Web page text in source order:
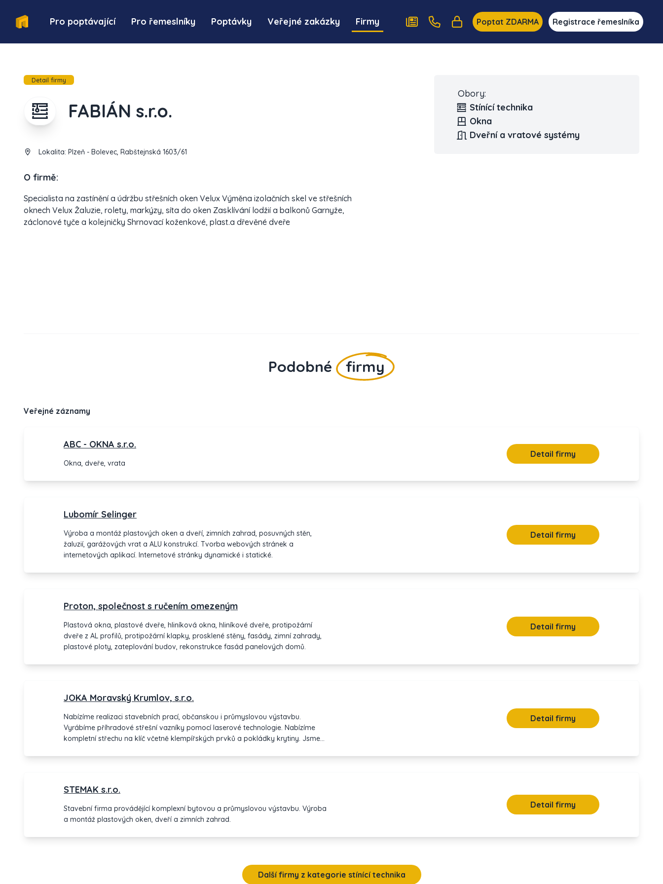
Pro poptávající Pro řemeslníky Poptávky Veřejné zakázky Firmy Poptat ZDARMA Registrace řemeslníka
Detail firmy
FABIÁN s.r.o.
Lokalita: Plzeň - Bolevec, Rabštejnská 1603/61
O firmě:
Specialista na zastínění a údržbu střešních oken Velux Výměna izolačních skel ve střešních
oknech Velux Žaluzie, rolety, markýzy, síta do oken Zasklívání lodžií a balkonů Garnyže,
záclonové tyče a kolejničky Shrnovací koženkové, plast.a dřevěné dveře
Obory:
Stínící technika
Okna
Dveřní a vratové systémy
Podobné firmy
Veřejné záznamy
ABC - OKNA s.r.o.
Okna, dveře, vrata
Detail firmy
Lubomír Selinger
Výroba a montáž plastových oken a dveří, zimních zahrad, posuvných stěn,
žaluzií, garážových vrat a ALU konstrukcí. Tvorba webových stránek a
internetových aplikací. Internetové stránky dynamické i statické.
Detail firmy
Proton, společnost s ručením omezeným
Plastová okna, plastové dveře, hliníková okna, hliníkové dveře, protipožární
dveře z AL profilů, protipožární klapky, prosklené stěny, fasády, zimní zahrady,
plastové ploty, zateplování budov, rekonstrukce fasád panelových domů.
Detail firmy
JOKA Moravský Krumlov, s.r.o.
Nabízíme realizaci stavebních prací, občanskou i průmyslovou výstavbu.
Vyrábíme příhradové střešní vazníky pomocí laserové technologie. Nabízíme
kompletní střechu na klíč včetně klempířských prvků a pokládky krytiny. Jsme
Detail firmy
STEMAK s.r.o.
Stavební firma provádějící komplexní bytovou a průmyslovou výstavbu. Výroba
a montáž plastových oken, dveří a zimních zahrad.
Detail firmy
Další firmy z kategorie stínící technika